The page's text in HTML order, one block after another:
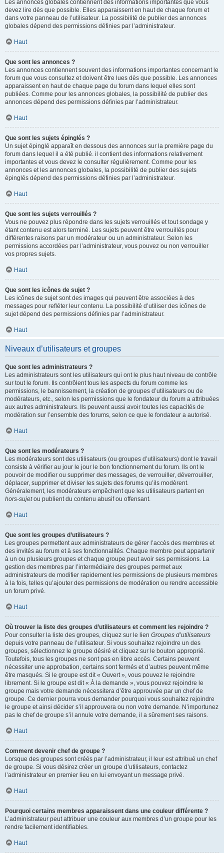
Les annonces globales contiennent des informations importantes que vous
devez lire dès que possible. Elles apparaissent en haut de chaque forum et
dans votre panneau de l’utilisateur. La possibilité de publier des annonces
globales dépend des permissions définies par l’administrateur.
Haut
Que sont les annonces ?
Les annonces contiennent souvent des informations importantes concernant le
forum que vous consultez et doivent être lues dès que possible. Les annonces
apparaissent en haut de chaque page du forum dans lequel elles sont
publiées. Comme pour les annonces globales, la possibilité de publier des
annonces dépend des permissions définies par l’administrateur.
Haut
Que sont les sujets épinglés ?
Un sujet épinglé apparaît en dessous des annonces sur la première page du
forum dans lequel il a été publié. il contient des informations relativement
importantes et vous devez le consulter régulièrement. Comme pour les
annonces et les annonces globales, la possibilité de publier des sujets
épinglés dépend des permissions définies par l’administrateur.
Haut
Que sont les sujets verrouillés ?
Vous ne pouvez plus répondre dans les sujets verrouillés et tout sondage y
étant contenu est alors terminé. Les sujets peuvent être verrouillés pour
différentes raisons par un modérateur ou un administrateur. Selon les
permissions accordées par l’administrateur, vous pouvez ou non verrouiller
vos propres sujets.
Haut
Que sont les icônes de sujet ?
Les icônes de sujet sont des images qui peuvent être associées à des
messages pour refléter leur contenu. La possibilité d’utiliser des icônes de
sujet dépend des permissions définies par l’administrateur.
Haut
Niveaux d’utilisateurs et groupes
Que sont les administrateurs ?
Les administrateurs sont les utilisateurs qui ont le plus haut niveau de contrôle
sur tout le forum. Ils contrôlent tous les aspects du forum comme les
permissions, le bannissement, la création de groupes d’utilisateurs ou de
modérateurs, etc., selon les permissions que le fondateur du forum a attribuées
aux autres administrateurs. Ils peuvent aussi avoir toutes les capacités de
modération sur l’ensemble des forums, selon ce que le fondateur a autorisé.
Haut
Que sont les modérateurs ?
Les modérateurs sont des utilisateurs (ou groupes d’utilisateurs) dont le travail
consiste à vérifier au jour le jour le bon fonctionnement du forum. Ils ont le
pouvoir de modifier ou supprimer des messages, de verrouiller, déverrouiller,
déplacer, supprimer et diviser les sujets des forums qu’ils modèrent.
Généralement, les modérateurs empêchent que les utilisateurs partent en
hors-sujetou publient du contenu abusif ou offensant.
Haut
Que sont les groupes d’utilisateurs ?
Les groupes permettent aux administrateurs de gérer l’accès des membres et
des invités au forum et à ses fonctionnalités. Chaque membre peut appartenir
à un ou plusieurs groupes et chaque groupe peut avoir ses permissions. La
gestion des membres par l’intermédiaire des groupes permet aux
administrateurs de modifier rapidement les permissions de plusieurs membres
à la fois, telles qu’ajouter des permissions de modération ou rendre accessible
un forum privé.
Haut
Où trouver la liste des groupes d’utilisateurs et comment les rejoindre ?
Pour consulter la liste des groupes, cliquez sur le lien Groupes d’utilisateurs
depuis votre panneau de l’utilisateur. Si vous souhaitez rejoindre un des
groupes, sélectionnez le groupe désiré et cliquez sur le bouton approprié.
Toutefois, tous les groupes ne sont pas en libre accès. Certains peuvent
nécessiter une approbation, certains sont fermés et d’autres peuvent même
être masqués. Si le groupe est dit « Ouvert », vous pouvez le rejoindre
librement. Si le groupe est dit « À la demande », vous pouvez rejoindre le
groupe mais votre demande nécessitera d’être approuvée par un chef de
groupe. Ce dernier pourra vous demander pourquoi vous souhaitez rejoindre
le groupe et ainsi décider s’il approuvera ou non votre demande. N’importunez
pas le chef de groupe s’il annule votre demande, il a sûrement ses raisons.
Haut
Comment devenir chef de groupe ?
Lorsque des groupes sont créés par l’administrateur, il leur est attribué un chef
de groupe. Si vous désirez créer un groupe d’utilisateurs, contactez
l’administrateur en premier lieu en lui envoyant un message privé.
Haut
Pourquoi certains membres apparaissent dans une couleur différente ?
L’administrateur peut attribuer une couleur aux membres d’un groupe pour les
rendre facilement identifiables.
Haut